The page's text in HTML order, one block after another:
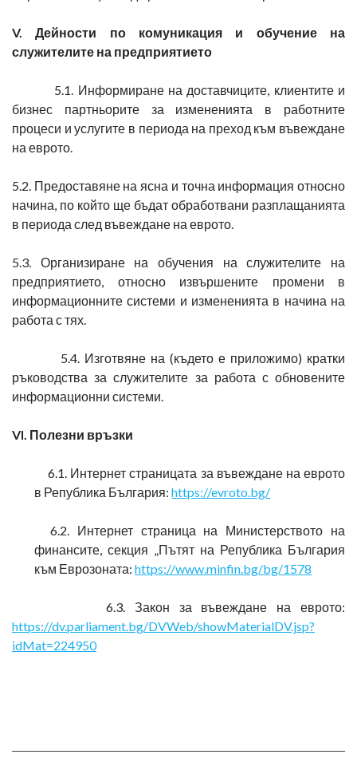
V. Дейности по комуникация и обучение на
служителите на предприятието
5.1. Информиране на доставчиците, клиентите и
бизнес партньорите за измененията в работните
процеси и услугите в периода на преход към въвеждане
на еврото.
5.2. Предоставяне на ясна и точна информация относно
начина, по който ще бъдат обработвани разплащанията
в периода след въвеждане на еврото.
5.3. Организиране на обучения на служителите на
предприятието, относно извършените промени в
информационните системи и измененията в начина на
работа с тях.
5.4. Изготвяне на (където е приложимо) кратки
ръководства за служителите за работа с обновените
информационни системи.
VI. Полезни връзки
6.1. Интернет страницата за въвеждане на еврото
в Република България:https://evroto.bg/
6.2. Интернет страница на Министерството на
финансите, секция „Пътят на Република България
към Еврозоната:https://www.minfin.bg/bg/1578
6.3. Закон за въвеждане на еврото:
https://dv.parliament.bg/DVWeb/showMaterialDV.jsp?
idMat=224950